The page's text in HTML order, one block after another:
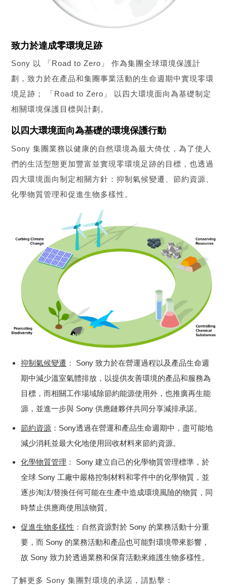
致力於達成零環境足跡
Sony 以 「Road to Zero」 作為集團全球環境保護計
劃，致力於在產品和集團事業活動的生命週期中實現零環
境足跡； 「Road to Zero」 以四大環境面向為基礎制定
相關環境保護目標與計劃。
以四大環境面向為基礎的環境保護行動
Sony 集團業務以健康的自然環境為最大倚仗，為了使人
們的生活型態更加豐富並實現零環境足跡的目標，也透過
四大環境面向制定相關方針：抑制氣候變遷、節約資源、
化學物質管理和促進生物多樣性。
抑制氣候變遷 ： Sony 致力於在營運過程以及產品生命週
期中減少溫室氣體排放，以提供友善環境的產品和服務為
目標，而相關工作場域除節約能源使用外，也推廣再生能
源，並進一步與 Sony 供應鏈夥伴共同分享減排承諾。
節約資源 ：Sony透過在營運和產品生命週期中，盡可能地
減少消耗並最大化地使用回收材料來節約資源。
化學物質管理 ： Sony 建立自己的化學物質管理標準，於
全球 Sony 工廠中嚴格控制材料和零件中的化學物質，並
逐步淘汰/替換任何可能在生產中造成環境風險的物質，同
時禁止供應商使用該物質。
促進生物多樣性 ：自然資源對於 Sony 的業務活動十分重
要，而 Sony 的業務活動和產品也可能對環境帶來影響，
故 Sony 致力於透過業務和保育活動來維護生物多樣性。
了解更多 Sony 集團對環境的承諾，請點擊：